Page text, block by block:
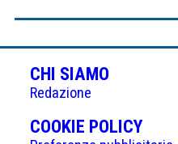
CHI SIAMO
Redazione
COOKIE POLICY(APRE